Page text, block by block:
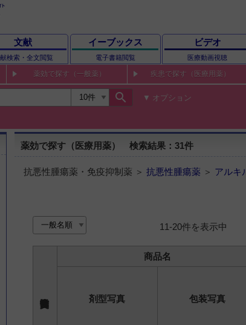
文献
検索・全文閲覧
イーブックス
電子書籍閲覧
ビデオ
医療動画視聴
薬効で探す（一般薬） 疾患で探す（医療用薬）
search オプション
薬効で探す（医療用薬） 検索結果：31件
抗悪性腫瘍薬・免疫抑制薬 ＞ 抗悪性腫瘍薬 ＞ アルキ
11-20件を表示中
商品名
剤型写真 包装写真